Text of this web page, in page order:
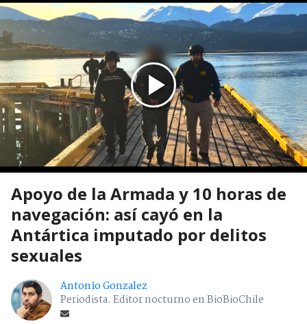
Apoyo de la Armada y 10 horas de
navegación: así cayó en la
Antártica imputado por delitos
sexuales
Antonio Gonzalez
Periodista. Editor nocturno en BioBioChile